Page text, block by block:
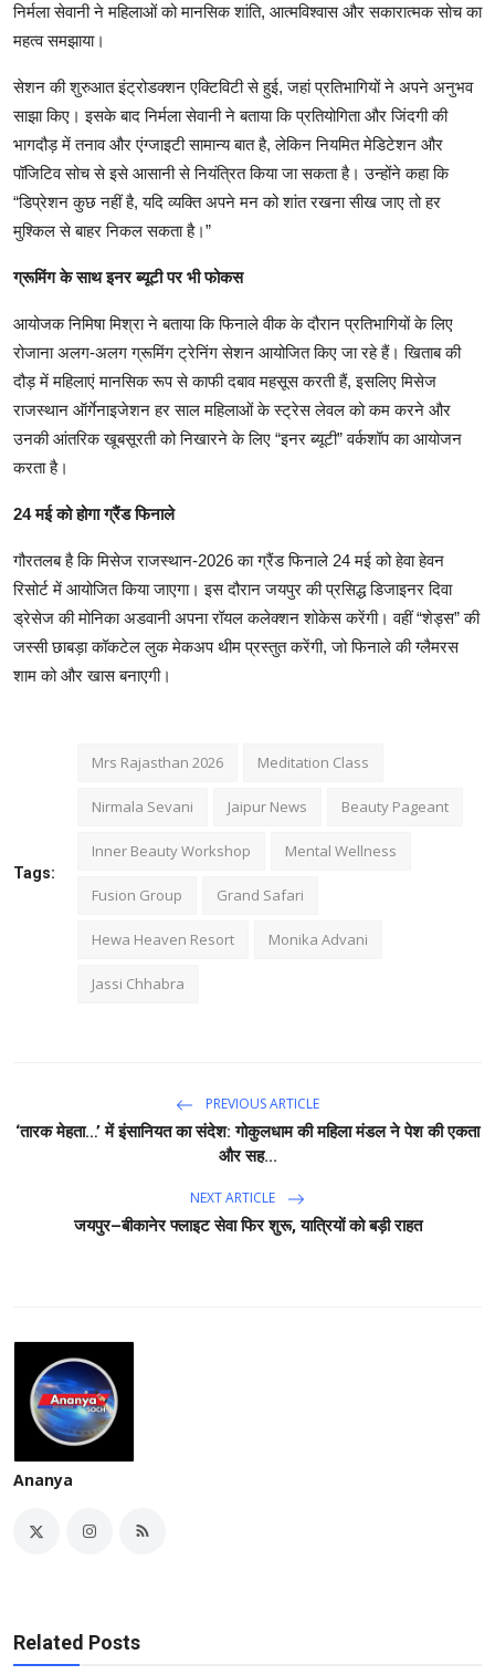
निर्मला सेवानी ने महिलाओं को मानसिक शांति, आत्मविश्वास और सकारात्मक सोच का
महत्व समझाया।
सेशन की शुरुआत इंट्रोडक्शन एक्टिविटी से हुई, जहां प्रतिभागियों ने अपने अनुभव
साझा किए। इसके बाद निर्मला सेवानी ने बताया कि प्रतियोगिता और जिंदगी की
भागदौड़ में तनाव और एंग्जाइटी सामान्य बात है, लेकिन नियमित मेडिटेशन और
पॉजिटिव सोच से इसे आसानी से नियंत्रित किया जा सकता है। उन्होंने कहा कि
“डिप्रेशन कुछ नहीं है, यदि व्यक्ति अपने मन को शांत रखना सीख जाए तो हर
मुश्किल से बाहर निकल सकता है।”
ग्रूमिंग के साथ इनर ब्यूटी पर भी फोकस
आयोजक निमिषा मिश्रा ने बताया कि फिनाले वीक के दौरान प्रतिभागियों के लिए
रोजाना अलग-अलग ग्रूमिंग ट्रेनिंग सेशन आयोजित किए जा रहे हैं। खिताब की
दौड़ में महिलाएं मानसिक रूप से काफी दबाव महसूस करती हैं, इसलिए मिसेज
राजस्थान ऑर्गेनाइजेशन हर साल महिलाओं के स्ट्रेस लेवल को कम करने और
उनकी आंतरिक खूबसूरती को निखारने के लिए “इनर ब्यूटी” वर्कशॉप का आयोजन
करता है।
24 मई को होगा ग्रैंड फिनाले
गौरतलब है कि मिसेज राजस्थान-2026 का ग्रैंड फिनाले 24 मई को हेवा हेवन
रिसोर्ट में आयोजित किया जाएगा। इस दौरान जयपुर की प्रसिद्ध डिजाइनर दिवा
ड्रेसेज की मोनिका अडवानी अपना रॉयल कलेक्शन शोकेस करेंगी। वहीं “शेड्स” की
जस्सी छाबड़ा कॉकटेल लुक मेकअप थीम प्रस्तुत करेंगी, जो फिनाले की ग्लैमरस
शाम को और खास बनाएगी।
Tags:
Mrs Rajasthan 2026 Meditation Class
Nirmala Sevani Jaipur News Beauty Pageant
Inner Beauty Workshop Mental Wellness
Fusion Group Grand Safari
Hewa Heaven Resort Monika Advani
Jassi Chhabra
PREVIOUS ARTICLE
‘तारक मेहता…’ में इंसानियत का संदेश: गोकुलधाम की महिला मंडल ने पेश की एकता
और सह...
NEXT ARTICLE
जयपुर–बीकानेर फ्लाइट सेवा फिर शुरू, यात्रियों को बड़ी राहत
Ananya
Related Posts